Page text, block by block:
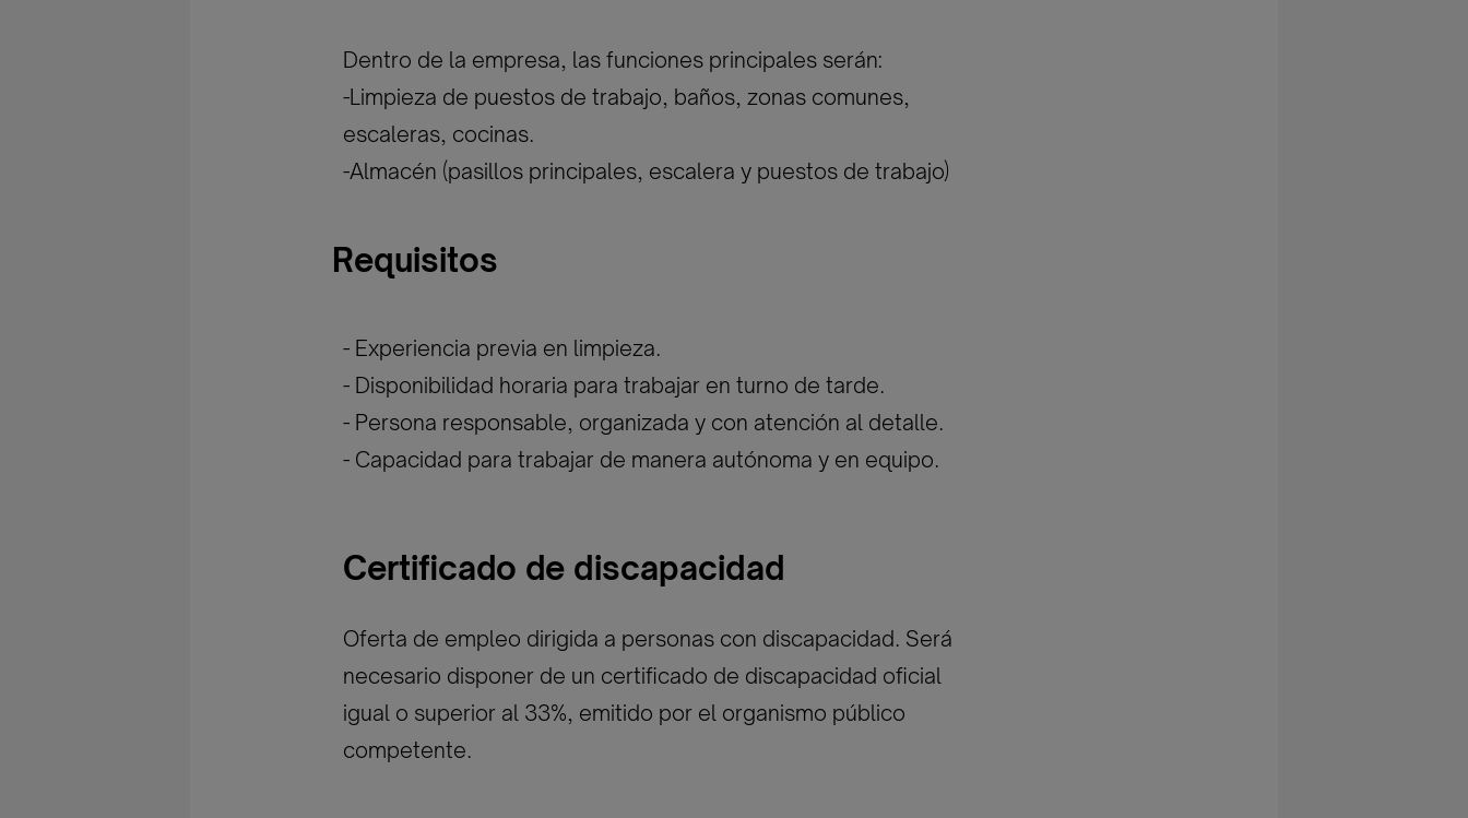
Dentro de la empresa, las funciones principales serán:
-Limpieza de puestos de trabajo, baños, zonas comunes,
escaleras, cocinas.
-Almacén (pasillos principales, escalera y puestos de trabajo)
Requisitos
- Experiencia previa en limpieza.
- Disponibilidad horaria para trabajar en turno de tarde.
- Persona responsable, organizada y con atención al detalle.
- Capacidad para trabajar de manera autónoma y en equipo.
Certificado de discapacidad
Oferta de empleo dirigida a personas con discapacidad. Será
necesario disponer de un certificado de discapacidad oficial
igual o superior al 33%, emitido por el organismo público
competente.